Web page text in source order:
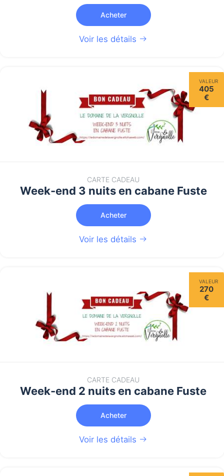
Acheter
Voir les détails
VALEUR
405
€
CARTE CADEAU
Week-end 3 nuits en cabane Fuste
Acheter
Voir les détails
VALEUR
270
€
CARTE CADEAU
Week-end 2 nuits en cabane Fuste
Acheter
Voir les détails